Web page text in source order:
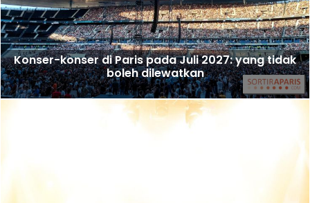
Konser-konser di Paris pada Juli 2027: yang tidak
boleh dilewatkan